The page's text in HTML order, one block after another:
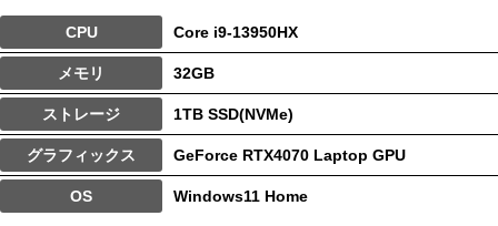
CPU Core i9-13950HX
メモリ 32GB
ストレージ 1TB SSD(NVMe)
グラフィックス GeForce RTX4070 Laptop GPU
OS Windows11 Home